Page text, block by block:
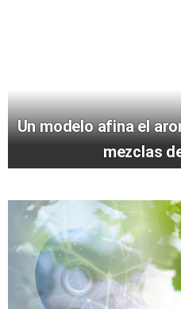
Un modelo afina el
mezclas